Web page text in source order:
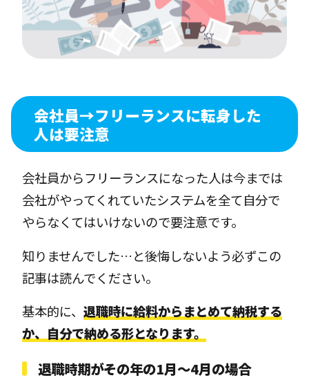
会社員→フリーランスに転身した
人は要注意
会社員からフリーランスになった人は今までは
会社がやってくれていたシステムを全て自分で
やらなくてはいけないので要注意です。
知りませんでした…と後悔しないよう必ずこの
記事は読んでください。
基本的に、退職時に給料からまとめて納税する
か、自分で納める形となります。
退職時期がその年の1月～4月の場合